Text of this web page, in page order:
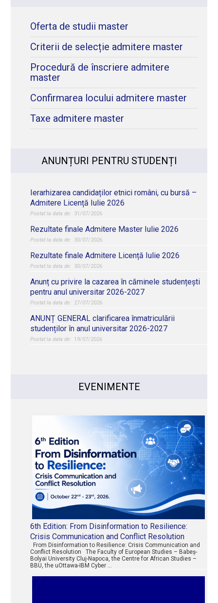
Oferta de studii master
Criterii de selecție admitere master
Procedură de înscriere admitere
master
Confirmarea locului admitere master
Taxe admitere master
ANUNȚURI PENTRU STUDENȚI
Ierarhizarea candidaților etnici români, cu bursă –
Admitere Licență Iulie 2026
31/07/2026
Rezultate finale Admitere Master Iulie 2026
30/07/2026
Rezultate finale Admitere Licență Iulie 2026
30/07/2026
Anunț cu privire la cazarea în căminele studențești
pentru anul universitar 2026-2027
27/07/2026
ANUNȚ GENERAL clarificarea înmatriculării
studenților în anul universitar 2026-2027
19/07/2026
EVENIMENTE
6th Edition: From Disinformation to Resilience:
Crisis Communication and Conflict Resolution
From Disinformation to Resilience: Crisis Communication and
Conflict Resolution The Faculty of European Studies – Babeș-
Bolyai University Cluj-Napoca, the Centre for African Studies –
BBU, the uOttawa-IBM Cyber …